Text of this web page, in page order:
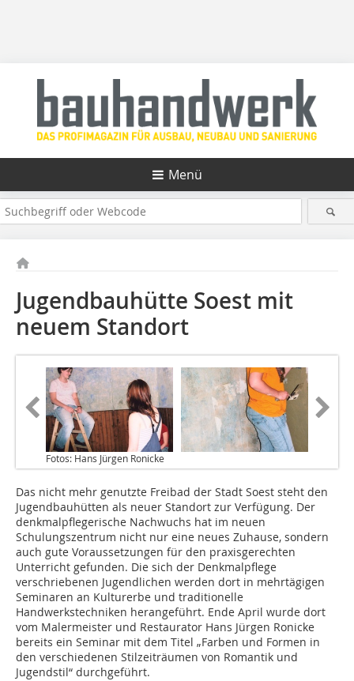
Menü
Jugendbauhütte Soest mit
neuem Standort
Fotos: Hans Jürgen Ronicke
Das nicht mehr genutzte Freibad der Stadt Soest steht den
Jugendbauhütten als neuer Standort zur Verfügung. Der
denkmalpflegerische Nachwuchs hat im neuen
Schulungszentrum nicht nur eine neues Zuhause, sondern
auch gute Voraussetzungen für den praxisgerechten
Unterricht gefunden. Die sich der Denkmalpflege
verschriebenen Jugendlichen werden dort in mehrtägigen
Seminaren an Kulturerbe und traditionelle
Handwerkstechniken herangeführt. Ende April wurde dort
vom Malermeister und Restaurator Hans Jürgen Ronicke
bereits ein Seminar mit dem Titel „Farben und Formen in
den verschiedenen Stilzeiträumen von Romantik und
Jugendstil“ durchgeführt.